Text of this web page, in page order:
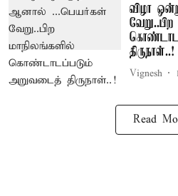
விழா
திருநாள்..!
Vignesh
Read